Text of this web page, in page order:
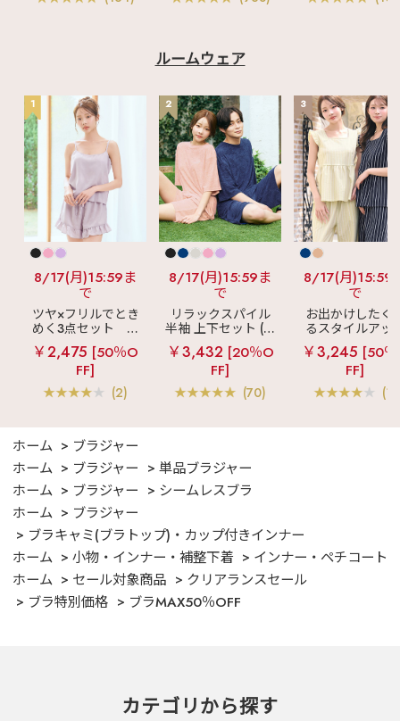
ルームウェア
1
8/17(月)15:59ま
で
ツヤ×フリルでとき
めく3点セット
シ
ルキー ショートパ
ンツ 3点セット
￥2,475 [50％O
FF]
(2)
2
8/17(月)15:59ま
で
リラックスパイル
半袖 上下セット (男
女兼用サイズ)
￥3,432 [20％O
FF]
(70)
3
8/17(月)15:59
で
お出かけしたく
るスタイルアッ
見え
ストライ
フリル ロングパ
ツ 綿混 上下セ
￥3,245 [50
FF]
(1)
ホーム
ブラジャー
ホーム
ブラジャー
単品ブラジャー
ホーム
ブラジャー
シームレスブラ
ホーム
ブラジャー
ブラキャミ(ブラトップ)・カップ付きインナー
ホーム
小物・インナー・補整下着
インナー・ペチコート
ホーム
セール対象商品
クリアランスセール
ブラ特別価格
ブラMAX50％OFF
カテゴリから探す